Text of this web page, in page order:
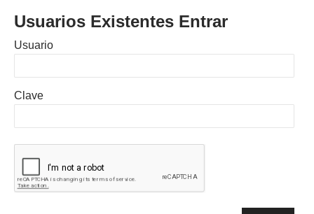
Usuarios Existentes Entrar
Usuario
Clave